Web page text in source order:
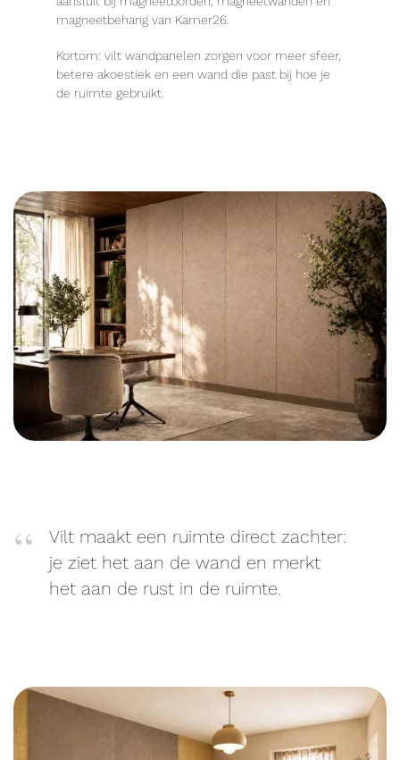
magneetbehang van Kamer26.
Kortom: vilt wandpanelen zorgen voor meer sfeer,
betere akoestiek en een wand die past bij hoe je
de ruimte gebruikt.
Vilt maakt een ruimte direct zachter:
je ziet het aan de wand en merkt
het aan de rust in de ruimte.